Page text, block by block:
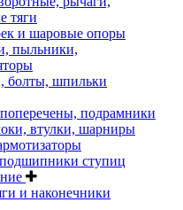
тяги
и шаровые опоры
пыльники,
болты, шпильки
подрамники
втулки, шарниры
ступиц
и наконечники